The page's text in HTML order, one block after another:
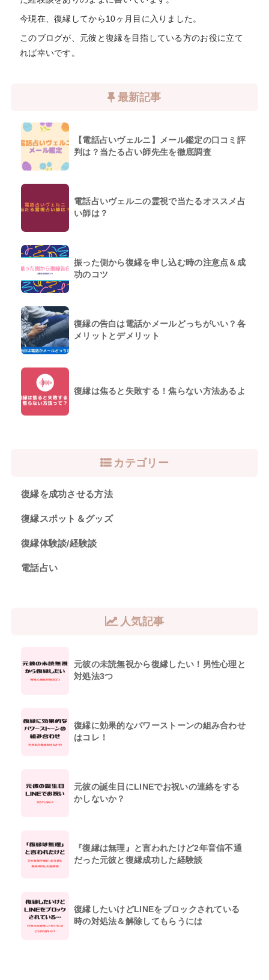
今現在、復縁してから10ヶ月目に入りました。
このブログが、元彼と復縁を目指している方のお役に立て
れば幸いです。
最新記事
【電話占いヴェルニ】メール鑑定の口コミ評
判は？当たる占い師先生を徹底調査
電話占いヴェルニの霊視で当たるオススメ占
い師は？
振った側から復縁を申し込む時の注意点＆成
功のコツ
復縁の告白は電話かメールどっちがいい？各
メリットとデメリット
復縁は焦ると失敗する！焦らない方法あるよ
カテゴリー
復縁を成功させる方法
復縁スポット＆グッズ
復縁体験談/経験談
電話占い
人気記事
元彼の未読無視から復縁したい！男性心理と
対処法3つ
復縁に効果的なパワーストーンの組み合わせ
はコレ！
元彼の誕生日にLINEでお祝いの連絡をする
かしないか？
『復縁は無理』と言われたけど2年音信不通
だった元彼と復縁成功した経験談
復縁したいけどLINEをブロックされている
時の対処法＆解除してもらうには